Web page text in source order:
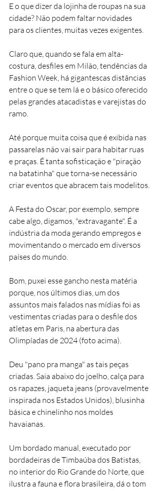
E o que dizer da lojinha de roupas na sua
cidade? Não podem faltar novidades
para os clientes, muitas vezes exigentes.
Claro que, quando se fala em alta-
costura, desfiles em Milão, tendências da
Fashion Week, há gigantescas distâncias
entre o que se tem lá e o básico oferecido
pelas grandes atacadistas e varejistas do
ramo.
Até porque muita coisa que é exibida nas
passarelas não vai sair para habitar ruas
e praças. É tanta sofisticação e "piração
na batatinha" que torna-se necessário
criar eventos que abracem tais modelitos.
A Festa do Oscar, por exemplo, sempre
cabe algo, digamos, "extravagante". É a
indústria da moda gerando empregos e
movimentando o mercado em diversos
países do mundo.
Bom, puxei esse gancho nesta matéria
porque, nos últimos dias, um dos
assuntos mais falados nas mídias foi as
vestimentas criadas para o desfile dos
atletas em Paris, na abertura das
Olimpíadas de 2024 (foto acima).
Deu "pano pra manga" as tais peças
criadas. Saia abaixo do joelho, calça para
os rapazes, jaqueta jeans (provavelmente
inspirada nos Estados Unidos), blusinha
básica e chinelinho nos moldes
havaianas.
Um bordado manual, executado por
bordadeiras de Timbaúba dos Batistas,
no interior do Rio Grande do Norte, que
ilustra a fauna e flora brasileira, dá o tom